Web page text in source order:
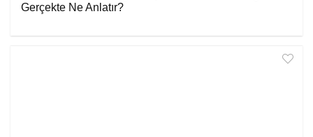
Gerçekte Ne Anlatır?